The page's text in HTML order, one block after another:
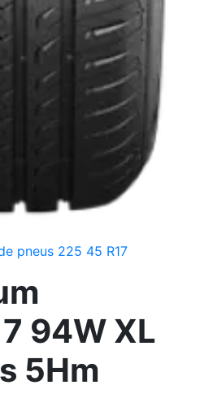
pneus 225 45 R17
94W XL
5Hm